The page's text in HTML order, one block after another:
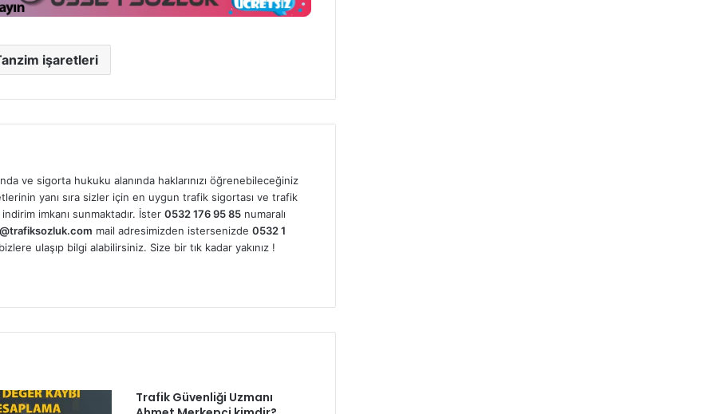
işaretleri
nda ve sigorta hukuku alanında haklarınızı öğrenebileceğiniz
yanı sıra sizler için en uygun trafik sigortası ve trafik
imkanı sunmaktadır. İster 0532 176 95 85 numaralı
mail adresimizden istersenizde 0532 1
ulaşıp bilgi alabilirsiniz. Size bir tık kadar yakınız !
Trafik Güvenliği Uzmanı